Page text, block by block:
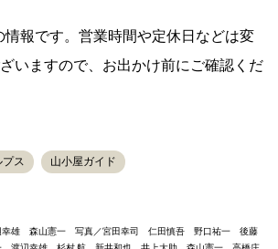
報です。営業時間や定休日などは変
いますので、お出かけ前にご確認くだ
プス 山小屋ガイド
幸雄 森山憲一 写真／宮田幸司 仁田慎吾 野口祐一 後藤